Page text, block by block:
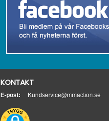
KONTAKT
E-post: Kundservice@mmaction.se